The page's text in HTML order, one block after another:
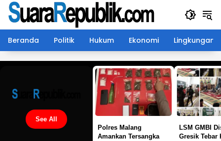
Langsung
konten
Beranda
Politik Hukum Ekonomi Lingkungan
See All
Polres Malang
Amankan Tersangka
LSM GMBI
Gresik Tebar